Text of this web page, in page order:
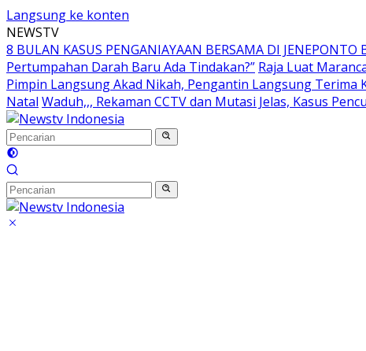
Langsung ke konten
NEWSTV
8 BULAN KASUS PENGANIAYAAN BERSAMA DI
Pertumpahan Darah Baru Ada Tindakan?” Raja Luat
Pimpin Langsung Akad Nikah, Pengantin Langsung Terima
Natal Waduh,,, Rekaman CCTV dan Mutasi Jelas, Kasus